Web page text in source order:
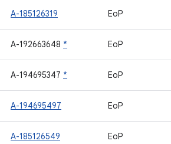
A-185126319 EoP
A-192663648 * EoP
A-194695347 * EoP
A-194695497 EoP
A-185126549 EoP